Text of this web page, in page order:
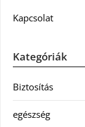
Kapcsolat
Kategóriák
Biztosítás
egészség